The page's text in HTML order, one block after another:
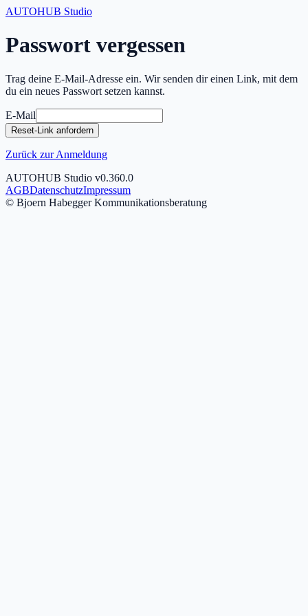
AUTOHUB Studio
Passwort vergessen
Trag deine E-Mail-Adresse ein. Wir senden dir einen Link, mit dem
du ein neues Passwort setzen kannst.
E-Mail
Reset-Link anfordern
Zurück zur Anmeldung
AUTOHUB Studio v0.360.0
AGBDatenschutzImpressum
© Bjoern Habegger Kommunikationsberatung